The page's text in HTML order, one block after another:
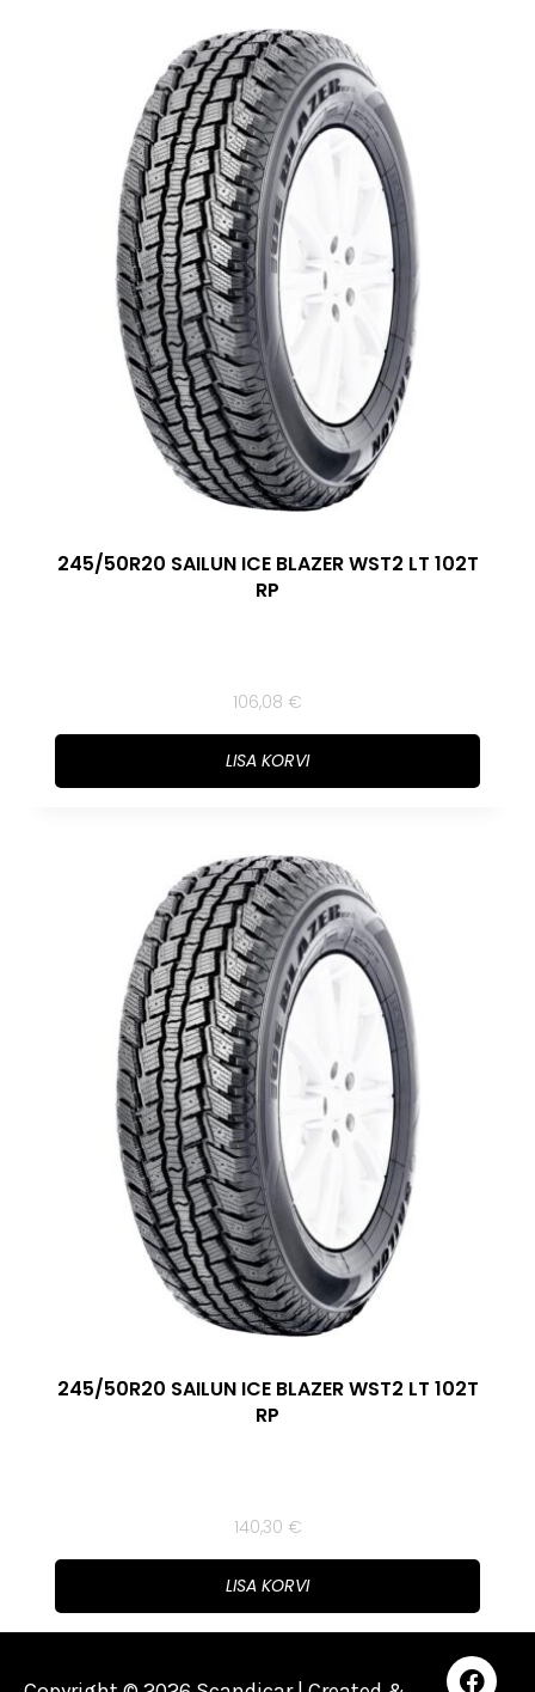
245/50R20 SAILUN ICE BLAZER WST2 LT 102T
RP
106,08 €
LISA KORVI
245/50R20 SAILUN ICE BLAZER WST2 LT 102T
RP
140,30 €
LISA KORVI